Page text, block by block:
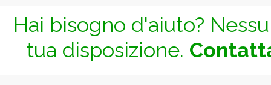
Hai bisogno d'aiuto?
tua disposizione.